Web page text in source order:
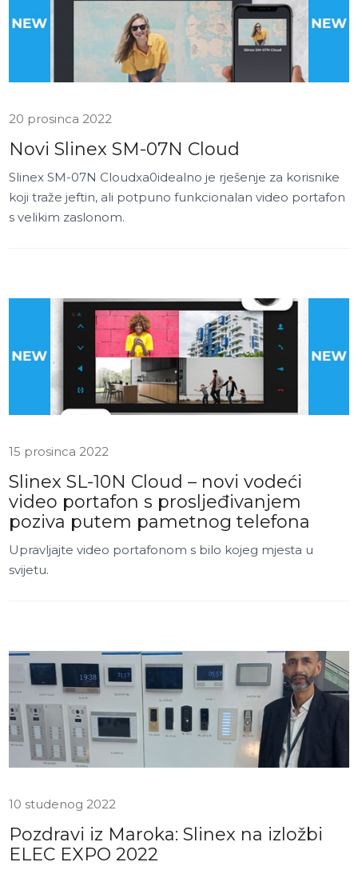
20 prosinca 2022
Novi Slinex SM-07N Cloud
Slinex SM-07N Cloudxa0idealno je rješenje za korisnike
koji traže jeftin, ali potpuno funkcionalan video portafon
s velikim zaslonom.
15 prosinca 2022
Slinex SL-10N Cloud – novi vodeći
video portafon s prosljeđivanjem
poziva putem pametnog telefona
Upravljajte video portafonom s bilo kojeg mjesta u
svijetu.
10 studenog 2022
Pozdravi iz Maroka: Slinex na izložbi
ELEC EXPO 2022